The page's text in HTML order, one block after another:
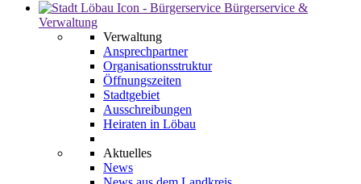
Bürgerservice &
Verwaltung
Verwaltung
Ansprechpartner
Organisationsstruktur
Öffnungszeiten
Stadtgebiet
Ausschreibungen
Heiraten in Löbau
Aktuelles
News